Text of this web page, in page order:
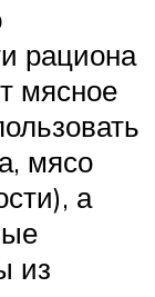
рациона
мясное
мясо
а
из